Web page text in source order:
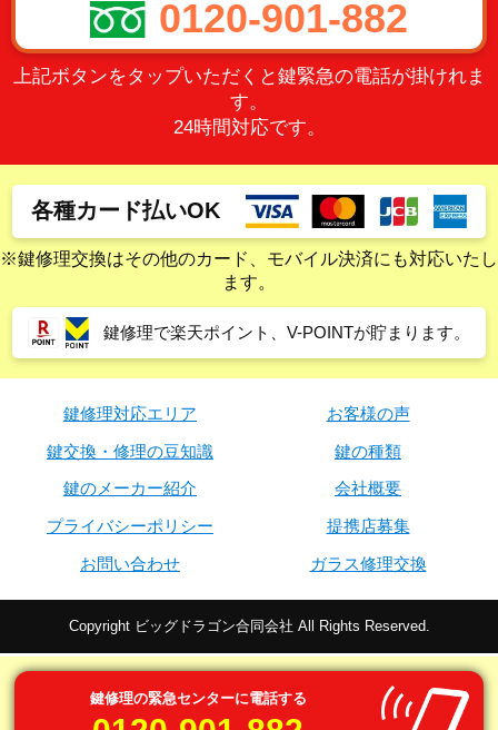
0120-901-882
上記ボタンをタップいただくと鍵緊急の電話が掛けれま
す。
24時間対応です。
各種カード払いOK
※鍵修理交換はその他のカード、モバイル決済にも対応いたし
ます。
鍵修理で楽天ポイント、V-POINTが貯まります。
鍵修理の緊急センターに電話する
鍵修理対応エリア
お客様の声
鍵交換・修理の豆知識
鍵の種類
鍵のメーカー紹介
会社概要
プライバシーポリシー
提携店募集
お問い合わせ
ガラス修理交換
Copyright ビッグドラゴン合同会社 All Rights Reserved.